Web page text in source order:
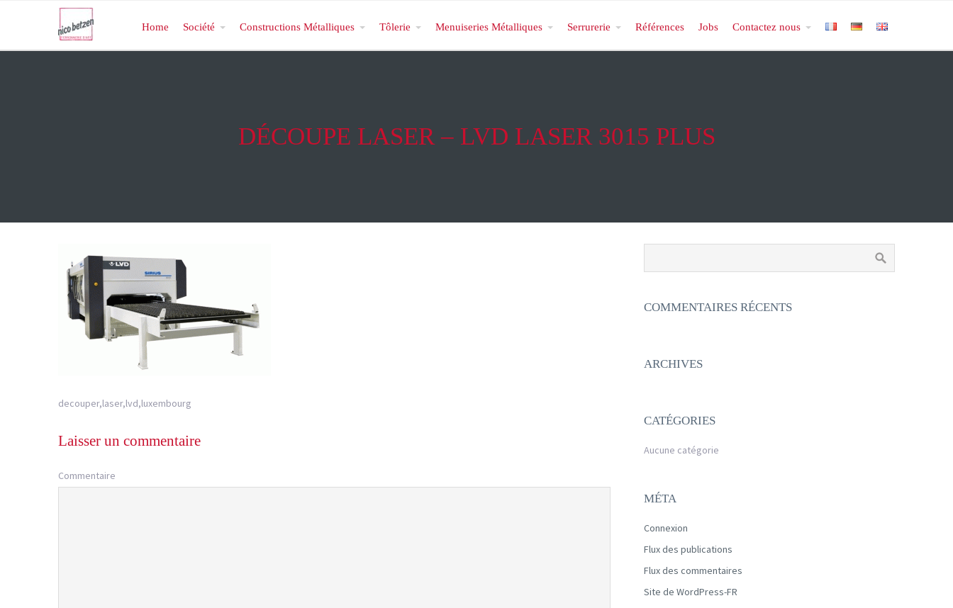
Home Société Constructions Métalliques Tôlerie Menuiseries Métalliques Serrurerie Références Jobs Contactez nous
DÉCOUPE LASER – LVD LASER 3015 PLUS
decouper,laser,lvd,luxembourg
Laisser un commentaire
Commentaire
COMMENTAIRES RÉCENTS
ARCHIVES
CATÉGORIES
Aucune catégorie
MÉTA
Connexion
Flux des publications
Flux des commentaires
Site de WordPress-FR